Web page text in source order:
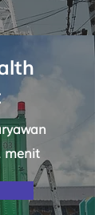
menit